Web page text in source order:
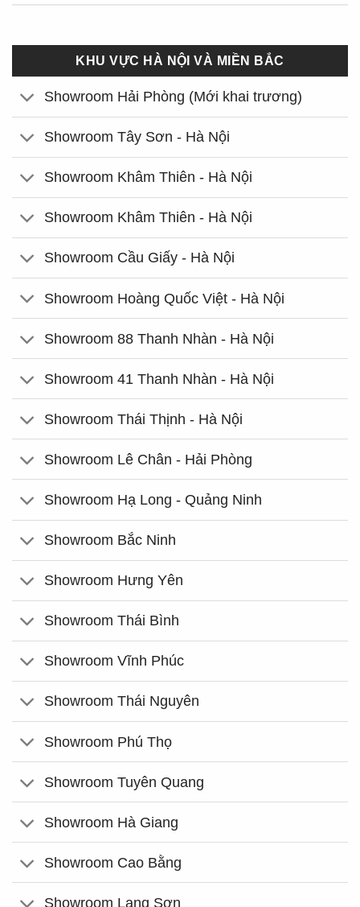
KHU VỰC HÀ NỘI VÀ MIỀN BẮC
Showroom Hải Phòng (Mới khai trương)
Showroom Tây Sơn - Hà Nội
Showroom Khâm Thiên - Hà Nội
Showroom Khâm Thiên - Hà Nội
Showroom Cầu Giấy - Hà Nội
Showroom Hoàng Quốc Việt - Hà Nội
Showroom 88 Thanh Nhàn - Hà Nội
Showroom 41 Thanh Nhàn - Hà Nội
Showroom Thái Thịnh - Hà Nội
Showroom Lê Chân - Hải Phòng
Showroom Hạ Long - Quảng Ninh
Showroom Bắc Ninh
Showroom Hưng Yên
Showroom Thái Bình
Showroom Vĩnh Phúc
Showroom Thái Nguyên
Showroom Phú Thọ
Showroom Tuyên Quang
Showroom Hà Giang
Showroom Cao Bằng
Showroom Lạng Sơn